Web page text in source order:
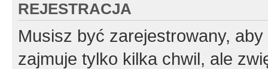
REJESTRACJA
Musisz być zarejestrowany,
zajmuje tylko kilka chwil, ale